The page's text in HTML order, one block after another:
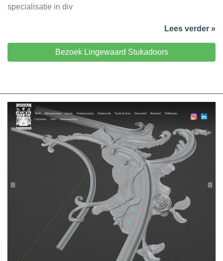
specialisatie in div
Lees verder »
Bezoek Lingewaard Stukadoors